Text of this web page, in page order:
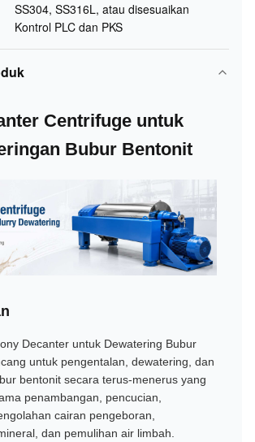
SS304, SS316L, atau disesuaikan
Kontrol PLC dan PKS
Centrifuge untuk
Bubur Bentonit
Decanter untuk Dewatering Bubur
untuk pengentalan, dewatering, dan
bentonit secara terus-menerus yang
penambangan, pencucian,
cairan pengeboran,
dan pemulihan air limbah.